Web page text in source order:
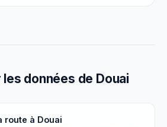
données de Douai
route à Douai